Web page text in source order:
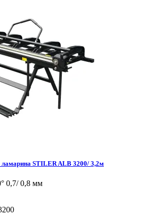
STILER ALB 3200/ 3,2м
0,7/ 0,8 мм